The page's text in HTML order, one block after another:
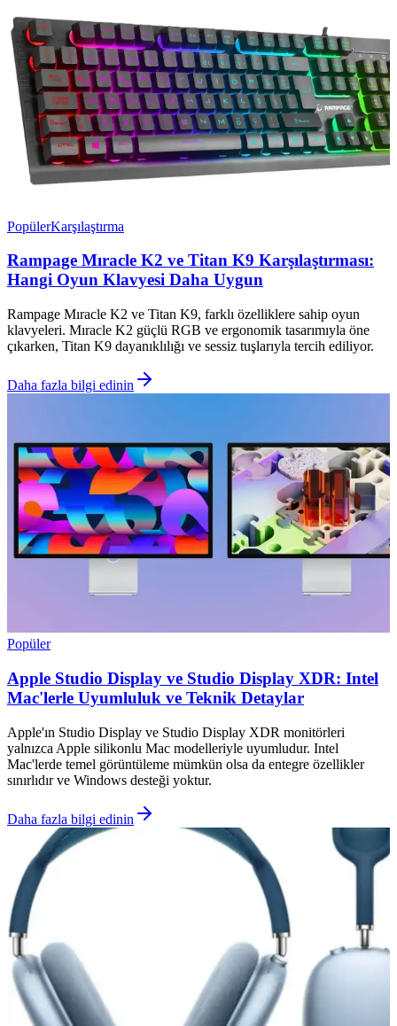
PopülerKarşılaştırma
Rampage Mıracle K2 ve Titan K9 Karşılaştırması:
Hangi Oyun Klavyesi Daha Uygun
Rampage Mıracle K2 ve Titan K9, farklı özelliklere sahip oyun
klavyeleri. Mıracle K2 güçlü RGB ve ergonomik tasarımıyla öne
çıkarken, Titan K9 dayanıklılığı ve sessiz tuşlarıyla tercih ediliyor.
Daha fazla bilgi edinin
Popüler
Apple Studio Display ve Studio Display XDR: Intel
Mac'lerle Uyumluluk ve Teknik Detaylar
Apple'ın Studio Display ve Studio Display XDR monitörleri
yalnızca Apple silikonlu Mac modelleriyle uyumludur. Intel
Mac'lerde temel görüntüleme mümkün olsa da entegre özellikler
sınırlıdır ve Windows desteği yoktur.
Daha fazla bilgi edinin